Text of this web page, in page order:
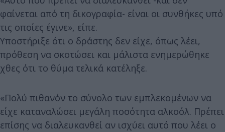
φαίνεται από τη δικογραφία- είναι οι συνθήκες υπό
τις οποίες έγινε», είπε.
Υποστήριξε ότι ο δράστης δεν είχε, όπως λέει,
πρόθεση να σκοτώσει και μάλιστα ενημερώθηκε
χθες ότι το θύμα τελικά κατέληξε.
«Πολύ πιθανόν το σύνολο των εμπλεκομένων να
είχε καταναλώσει μεγάλη ποσότητα αλκοόλ. Πρέπει
επίσης να διαλευκανθεί αν ισχύει αυτό που λέει ο